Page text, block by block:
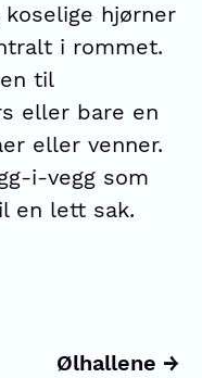
hjørner
i rommet.
til
eller bare en
eller venner.
i-vegg som
en lett sak.
Ølhallene